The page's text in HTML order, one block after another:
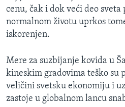
cenu, čak i dok veći deo sveta
normalnom životu uprkos
iskorenjen.
Mere za suzbijanje kovida u
kineskim gradovima teško su
veličini svetsku ekonomiju i
zastoje u globalnom lancu